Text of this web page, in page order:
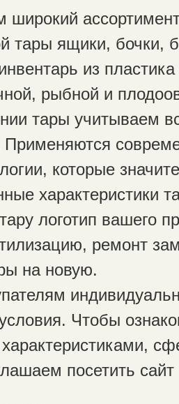
широкий
тары ящики, бочки,
из
рыбной и
тары учитываем
Применяются
которые
характеристики
логотип вашего
ремонт
на новую.
Чтобы
посетить